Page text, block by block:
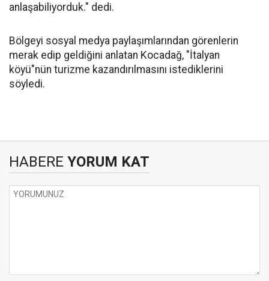
anlaşabiliyorduk." dedi.
Bölgeyi sosyal medya paylaşımlarından görenlerin
merak edip geldiğini anlatan Kocadağ, "İtalyan
köyü"nün turizme kazandırılmasını istediklerini
söyledi.
HABERE YORUM KAT